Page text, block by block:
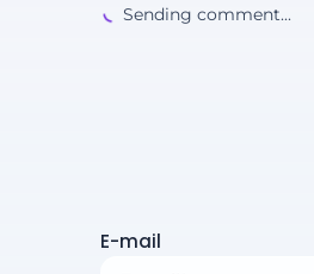
Sending comment...
E-mail